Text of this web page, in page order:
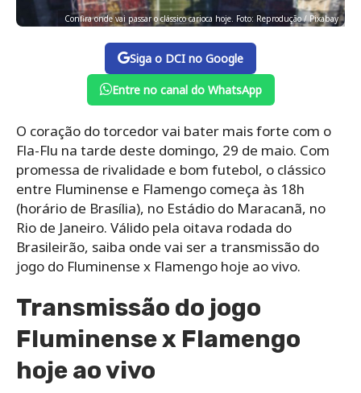
Confira onde vai passar o clássico carioca hoje. Foto: Reprodução / Pixabay
Siga o DCI no Google
Entre no canal do WhatsApp
O coração do torcedor vai bater mais forte com o
Fla-Flu na tarde deste domingo, 29 de maio. Com
promessa de rivalidade e bom futebol, o clássico
entre Fluminense e Flamengo começa às 18h
(horário de Brasília), no Estádio do Maracanã, no
Rio de Janeiro. Válido pela oitava rodada do
Brasileirão, saiba onde vai ser a transmissão do
jogo do Fluminense x Flamengo hoje ao vivo.
Transmissão do jogo
Fluminense x Flamengo
hoje ao vivo